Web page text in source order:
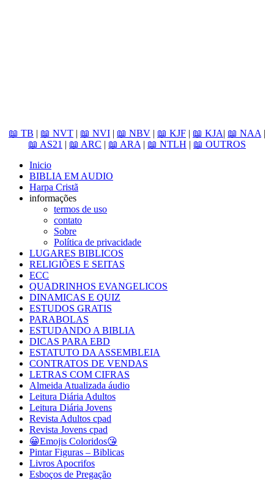
📖 TB 📖 NVT 📖 NVI 📖 NBV 📖 KJF 📖 KJA 📖 NAA|
📖 AS21
📖 ARC 📖 ARA| 📖 NTLH
📖 OUTROS
Inicio
BIBLIA EM AUDIO
Harpa Cristã
informações
termos de uso
contato
Sobre
Política de privacidade
LUGARES BIBLICOS
RELIGIÕES E SEITAS
ECC
QUADRINHOS EVANGELICOS
DINAMICAS E QUIZ
ESTUDOS GRATIS
PARABOLAS
ESTUDANDO A BIBLIA
DICAS PARA EBD
ESTATUTO DA ASSEMBLEIA
CONTRATOS DE VENDAS
LETRAS COM CIFRAS
Almeida Atualizada áudio
Leitura Diária Adultos
Leitura Diária Jovens
Revista Adultos cpad
Revista Jovens cpad
😀Emojis Coloridos😘
Pintar Figuras – Biblicas
Livros Apocrifos
Esboços de Pregação